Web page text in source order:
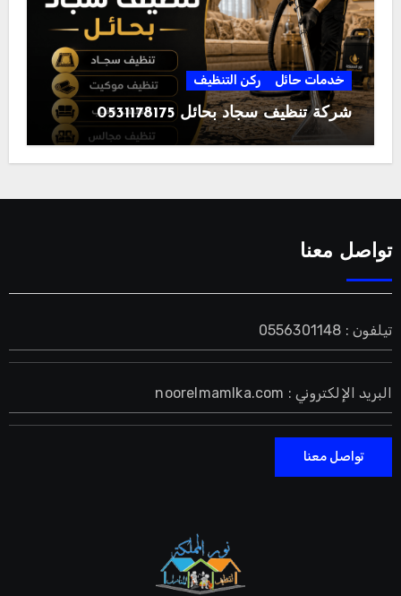
خدمات حائل ركن التنظيف
شركة تنظيف سجاد بحائل 0531178175
تواصل معنا
تيلفون : 0556301148
البريد الإلكتروني : noorelmamlka.com
تواصل معنا